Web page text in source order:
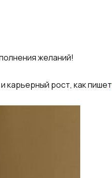
желаний!
карьерный рост, как пишет